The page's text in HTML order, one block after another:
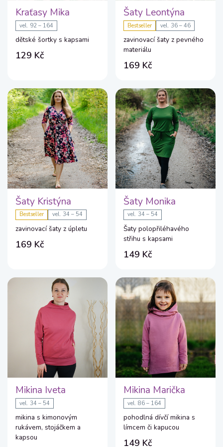
Kraťasy Mika
vel. 92 – 164
dětské šortky s kapsami
129 Kč
Šaty Leontýna
Bestseller vel. 36 – 46
zavinovací šaty z pevného
materiálu
169 Kč
Šaty Kristýna
Bestseller vel. 34 – 54
zavinovací šaty z úpletu
169 Kč
Šaty Monika
vel. 34 – 54
Šaty polopřiléhavého
střihu s kapsami
149 Kč
Mikina Iveta
vel. 34 – 54
mikina s kimonovým
rukávem, stojáčkem a
kapsou
Mikina Marička
vel. 86 – 164
pohodlná dívčí mikina s
límcem či kapucou
149 Kč